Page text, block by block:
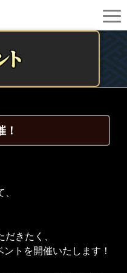
！
きたく、
ントを開催いたします！